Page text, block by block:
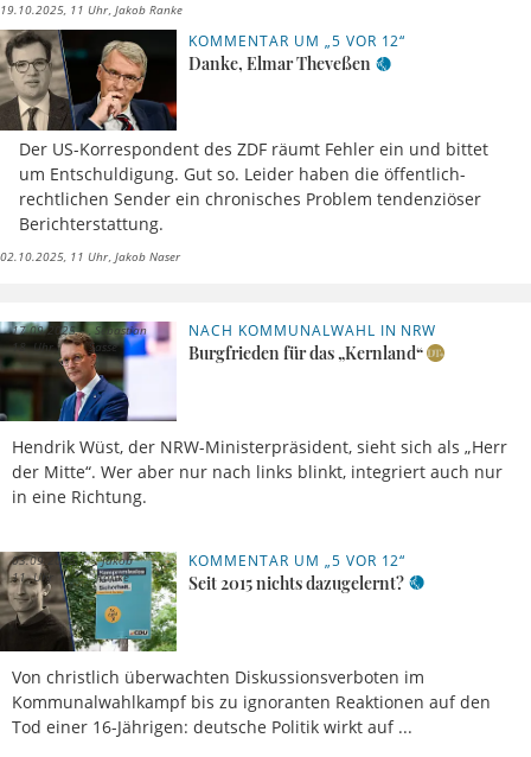
19.10.2025, 11 Uhr Jakob Ranke
KOMMENTAR UM „5 VOR 12“
Danke, Elmar Theveßen
Der US-Korrespondent des ZDF räumt Fehler ein und bittet
um Entschuldigung. Gut so. Leider haben die öffentlich-
rechtlichen Sender ein chronisches Problem tendenziöser
Berichterstattung.
02.10.2025, 11 Uhr Jakob Naser
NACH KOMMUNALWAHL IN NRW
Burgfrieden für das „Kernland“
Hendrik Wüst, der NRW-Ministerpräsident, sieht sich als „Herr
der Mitte“. Wer aber nur nach links blinkt, integriert auch nur
in eine Richtung.
17.09.2025,
18 Uhr
Sebastian
Sasse
KOMMENTAR UM „5 VOR 12“
Seit 2015 nichts dazugelernt?
Von christlich überwachten Diskussionsverboten im
Kommunalwahlkampf bis zu ignoranten Reaktionen auf den
Tod einer 16-Jährigen: deutsche Politik wirkt auf ...
03.09.2025,
11 Uhr
Jakob
Ranke